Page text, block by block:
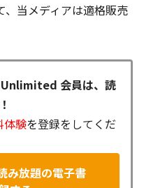
当メディアは適格販売
会員は、読
体験を登録をしてくだ
放題の電子書